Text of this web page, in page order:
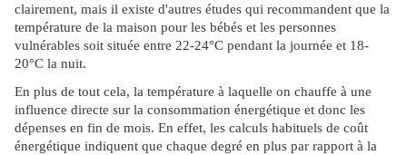
clairement, mais il existe d'autres études qui recommandent que la
température de la maison pour les bébés et les personnes
vulnérables soit située entre 22-24°C pendant la journée et 18-
20°C la nuit.
En plus de tout cela, la température à laquelle on chauffe à une
influence directe sur la consommation énergétique et donc les
dépenses en fin de mois. En effet, les calculs habituels de coût
énergétique indiquent que chaque degré en plus par rapport à la